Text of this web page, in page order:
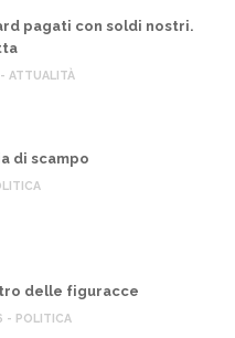
pagati con soldi nostri.
ATTUALITÀ
di scampo
delle figuracce
- POLITICA